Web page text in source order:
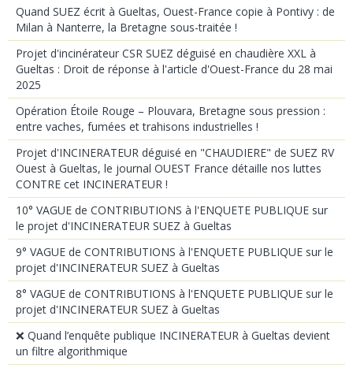
Quand SUEZ écrit à Gueltas, Ouest-France copie à Pontivy : de
Milan à Nanterre, la Bretagne sous-traitée !
Projet d'incinérateur CSR SUEZ déguisé en chaudière XXL à
Gueltas : Droit de réponse à l'article d'Ouest-France du 28 mai
2025
Opération Étoile Rouge – Plouvara, Bretagne sous pression :
entre vaches, fumées et trahisons industrielles !
Projet d'INCINERATEUR déguisé en "CHAUDIERE" de SUEZ RV
Ouest à Gueltas, le journal OUEST France détaille nos luttes
CONTRE cet INCINERATEUR !
10° VAGUE de CONTRIBUTIONS à l'ENQUETE PUBLIQUE sur
le projet d'INCINERATEUR SUEZ à Gueltas
9° VAGUE de CONTRIBUTIONS à l'ENQUETE PUBLIQUE sur le
projet d'INCINERATEUR SUEZ à Gueltas
8° VAGUE de CONTRIBUTIONS à l'ENQUETE PUBLIQUE sur le
projet d'INCINERATEUR SUEZ à Gueltas
❌ Quand l’enquête publique INCINERATEUR à Gueltas devient
un filtre algorithmique